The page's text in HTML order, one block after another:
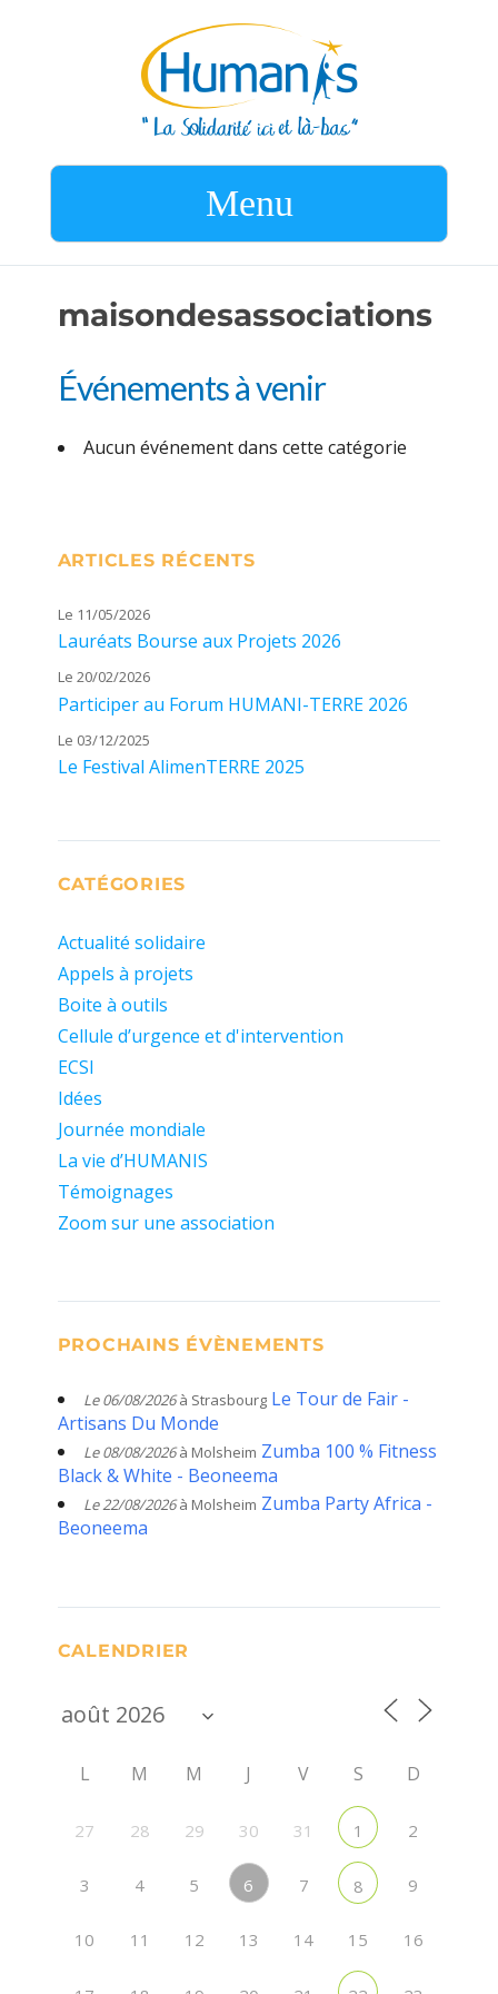
Menu
maisondesassociations
Événements à venir
Aucun événement dans cette catégorie
ARTICLES RÉCENTS
Le 11/05/2026
Lauréats Bourse aux Projets 2026
Le 20/02/2026
Participer au Forum HUMANI-TERRE 2026
Le 03/12/2025
Le Festival AlimenTERRE 2025
CATÉGORIES
Actualité solidaire
Appels à projets
Boite à outils
Cellule d’urgence et d'intervention
ECSI
Idées
Journée mondiale
La vie d’HUMANIS
Témoignages
Zoom sur une association
PROCHAINS ÉVÈNEMENTS
Le 06/08/2026à Strasbourg Le Tour de Fair -
Artisans Du Monde
Le 08/08/2026à Molsheim Zumba 100 % Fitness
Black & White - Beoneema
Le 22/08/2026à Molsheim Zumba Party Africa -
Beoneema
CALENDRIER
L M M J V S D
27 28 29 30 31 1 2
3 4 5 6 7 8 9
10 11 12 13 14 15 16